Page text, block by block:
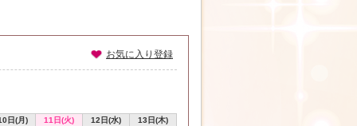
お気に入り登録
日(月) 11日(火) 12日(水) 13日(木)